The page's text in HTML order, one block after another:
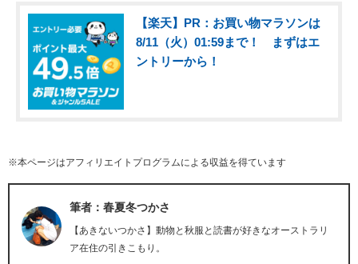
【楽天】PR：お買い物マラソンは
8/11（火）01:59まで！ まずはエ
ントリーから！
※本ページはアフィリエイトプログラムによる収益を得ています
筆者：春夏冬つかさ
【あきないつかさ】動物と秋服と読書が好きなオーストラリ
ア在住の引きこもり。